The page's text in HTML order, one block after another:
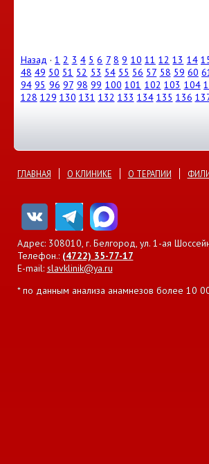
Назад ·1 2 3 4 5 6 7 8 9 10 11 12 13 14
48 49 50 51 52 53 54 55 56 57 58 59 60
94 95 96 97 98 99 100 101 102 103 104
128 129 130 131 132 133 134 135 136
ГЛАВНАЯ О КЛИНИКЕ О ТЕРАПИИ
Адрес: 308010, г. Белгород, ул. 1-ая
Телефон.: (4722) 35-77-17
E-mail: slavklinik@ya.ru
* по данным анализа анамнезов более 10